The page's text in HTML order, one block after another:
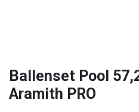
Ballenset Pool
Aramith PRO